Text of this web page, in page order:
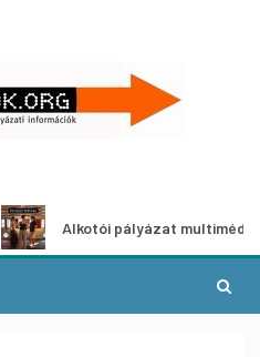
Alkotói pályázat multimédia-